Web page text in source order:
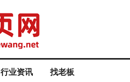
行业资讯 找老板